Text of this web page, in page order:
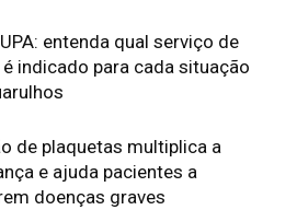
UPA: entenda qual serviço de
indicado para cada situação
de plaquetas multiplica a
e ajuda pacientes a
doenças graves